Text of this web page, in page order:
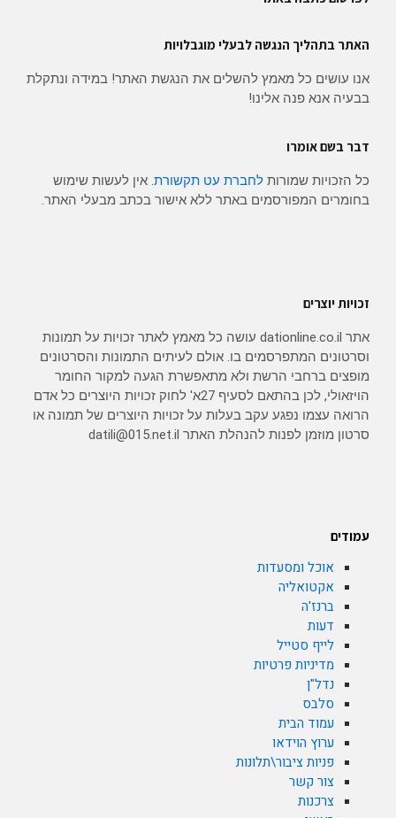
האתר בתהליך הנגשה לבעלי מוגבלויות
אנו עושים כל מאמץ להשלים את הנגשת האתר! במידה ונתקלת
בבעיה אנא פנה אלינו!
דבר בשם אומרו
כל הזכויות שמורות לחברת עט תקשורת. אין לעשות שימוש
בחומרים המפורסמים באתר ללא אישור בכתב מבעלי האתר.
זכויות יוצרים
אתר dationline.co.il עושה כל מאמץ לאתר זכויות על תמונות
וסרטונים המתפרסמים בו. אולם לעיתים התמונות והסרטונים
מופצים ברחבי הרשת ולא מתאפשרת הגעה למקור החומר
הויזאולי, לכן בהתאם לסעיף 27א' לחוק זכויות היוצרים כל אדם
הרואה עצמו נפגע עקב בעלות על זכויות היוצרים של תמונה או
סרטון מוזמן לפנות להנהלת האתר datili@015.net.il
עמודים
אוכל ומסעדות
אקטואליה
ברנז'ה
דעות
לייף סטייל
מדיניות פרטיות
נדל"ן
סלבס
עמוד הבית
ערוץ הוידאו
פניות ציבור\תלונות
צור קשר
צרכנות